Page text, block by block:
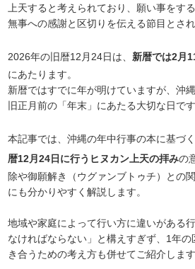
上天すると考えられており、願い事をす
無事への感謝と区切りを伝える節目とされ
2026年の旧暦12月24日は、 新暦では2月
にあたります。
新暦ではすでに年が明けていますが、沖
旧正月前の「年末」にあたる大切な日です
本記事では、沖縄の年中行事の本に基づ
暦12月24日に行うヒヌカン上天の拝みの
除や御願解き（ウグァンブトゥチ）との
にも分かりやすく解説します。
地域や家庭によって行い方に違いがある
なければならない」と構えすぎず、1年
き合うための考え方も併せてご紹介します